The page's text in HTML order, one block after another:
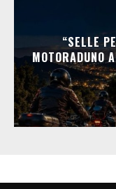
“SELLE
MOTORADUNO